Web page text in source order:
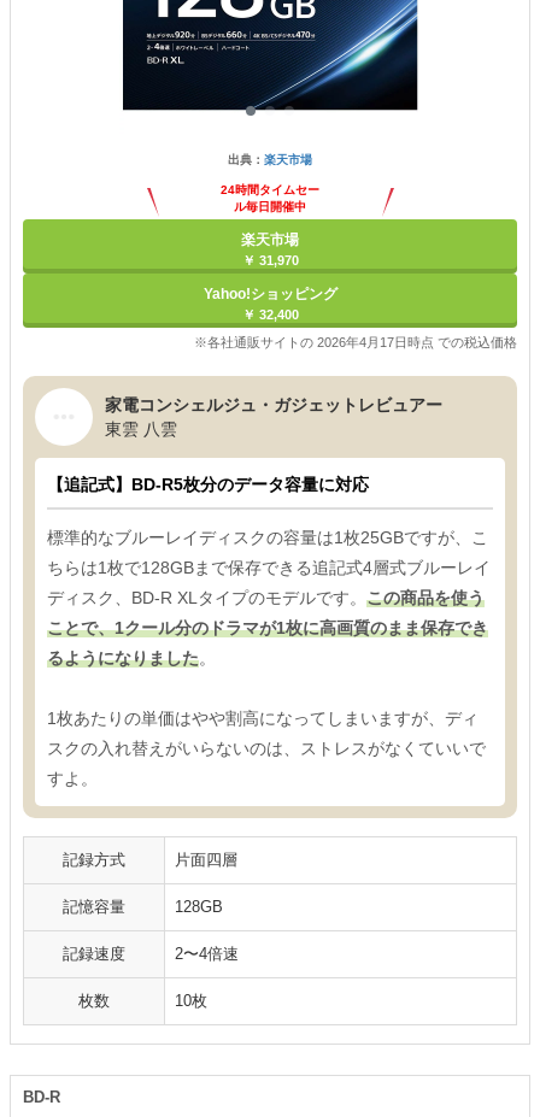
出典： 楽天市場
24時間タイムセー
ル毎日開催中
楽天市場
￥ 31,970
Yahoo!ショッピング
￥ 32,400
※各社通販サイトの 2026年4月17日時点 での税込価格
家電コンシェルジュ・ガジェットレビュアー
東雲 八雲
【追記式】BD-R5枚分のデータ容量に対応
標準的なブルーレイディスクの容量は1枚25GBですが、こ
ちらは1枚で128GBまで保存できる追記式4層式ブルーレイ
ディスク、BD-R XLタイプのモデルです。 この商品を使う
ことで、1クール分のドラマが1枚に高画質のまま保存でき
るようになりました。
1枚あたりの単価はやや割高になってしまいますが、ディ
スクの入れ替えがいらないのは、ストレスがなくていいで
すよ。
記録方式 片面四層
記憶容量 128GB
記録速度 2〜4倍速
枚数 10枚
BD-R